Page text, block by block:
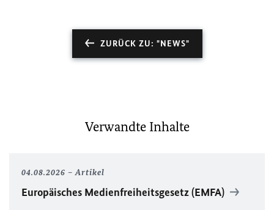
ZURÜCK ZU: "NEWS"
Verwandte Inhalte
04.08.2026 Artikel
Europäisches Medienfreiheitsgesetz (EMFA)